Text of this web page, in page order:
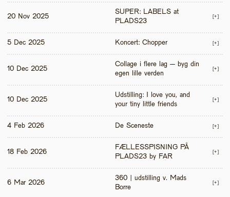
20 Nov 2025
SUPER: LABELS at
PLADS23
[+]
5 Dec 2025 Koncert: Chopper [+]
10 Dec 2025
Collage i flere lag – byg din
egen lille verden
[+]
10 Dec 2025
Udstilling: I love you, and
your tiny little friends
[+]
4 Feb 2026 De Sceneste [+]
18 Feb 2026
FÆLLESSPISNING PÅ
PLADS23 by FAR
[+]
6 Mar 2026
360 | udstilling v. Mads
Borre
[+]